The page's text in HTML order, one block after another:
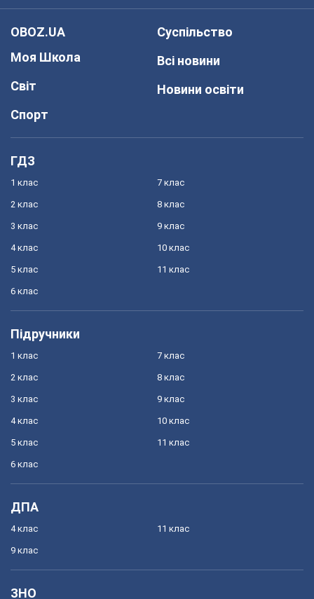
OBOZ.UA
Моя Школа
Світ
Спорт
Суспільство
Всі новини
Новини освіти
ГДЗ
1 клас
2 клас
3 клас
4 клас
5 клас
6 клас
7 клас
8 клас
9 клас
10 клас
11 клас
Підручники
1 клас
2 клас
3 клас
4 клас
5 клас
6 клас
7 клас
8 клас
9 клас
10 клас
11 клас
ДПА
4 клас
9 клас
11 клас
ЗНО